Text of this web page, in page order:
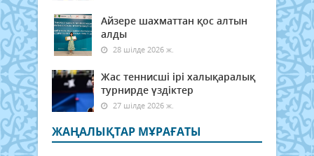
Айзере шахматтан қос алтын
алды
28 шілде 2026 ж.
Жас теннисші ірі халықаралық
турнирде үздіктер
27 шілде 2026 ж.
ЖАҢАЛЫҚТАР МҰРАҒАТЫ